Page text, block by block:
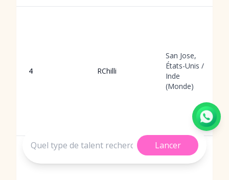
4 RChilli
San Jose,
États-Unis /
Inde
(Monde)
Lancer